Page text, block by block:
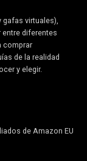
virtuales),
entre diferentes
comprar
de la realidad
y elegir.
de Amazon EU